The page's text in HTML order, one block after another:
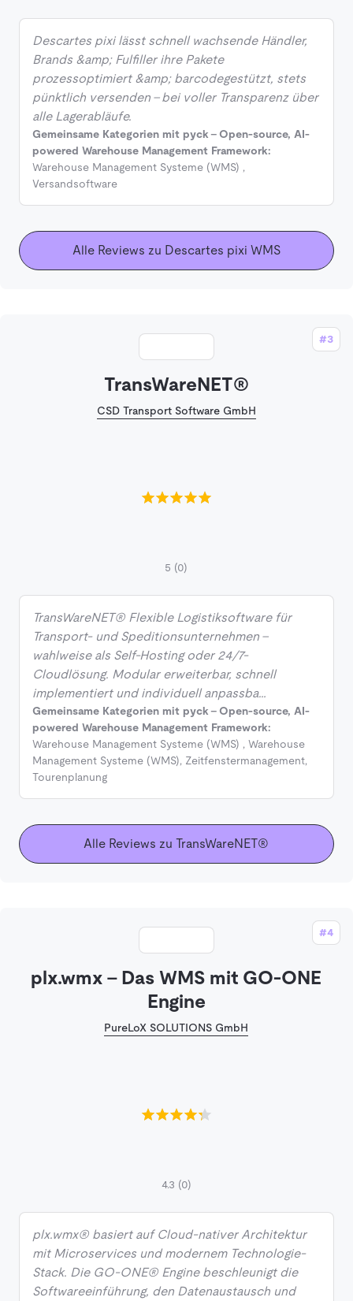
Descartes pixi lässt schnell wachsende Händler,
Brands &amp; Fulfiller ihre Pakete
prozessoptimiert &amp; barcodegestützt, stets
pünktlich versenden – bei voller Transparenz über
alle Lagerabläufe.
Gemeinsame Kategorien mit pyck - Open-source, AI-
powered Warehouse Management Framework:
Warehouse Management Systeme (WMS) ,
Versandsoftware
Alle Reviews zu Descartes pixi WMS
#3
TransWareNET®
CSD Transport Software GmbH
5 (0)
TransWareNET® Flexible Logistiksoftware für
Transport- und Speditionsunternehmen –
wahlweise als Self-Hosting oder 24/7-
Cloudlösung. Modular erweiterbar, schnell
implementiert und individuell anpassba…
Gemeinsame Kategorien mit pyck - Open-source, AI-
powered Warehouse Management Framework:
Warehouse Management Systeme (WMS) , Warehouse
Management Systeme (WMS), Zeitfenstermanagement,
Tourenplanung
Alle Reviews zu TransWareNET®
#4
plx.wmx – Das WMS mit GO-ONE
Engine
PureLoX SOLUTIONS GmbH
4.3 (0)
plx.wmx® basiert auf Cloud-nativer Architektur
mit Microservices und modernem Technologie-
Stack. Die GO-ONE® Engine beschleunigt die
Softwareeinführung, den Datenaustausch und